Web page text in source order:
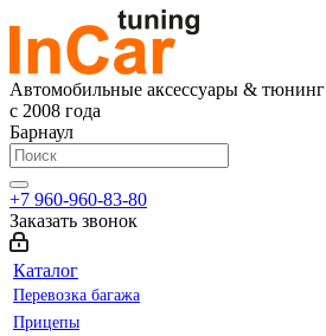
Автомобильные аксессуары & тюнинг
с 2008 года
Барнаул
+7 960-960-83-80
Заказать звонок
Каталог
Перевозка багажа
Прицепы